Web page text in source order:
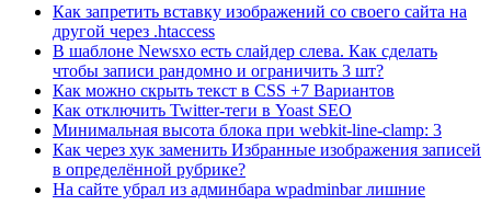
Как запретить вставку изображений со своего сайта на
другой через .htaccess
В шаблоне Newsxo есть слайдер слева. Как сделать
чтобы записи рандомно и ограничить 3 шт?
Как можно скрыть текст в CSS +7 Вариантов
Как отключить Twitter-теги в Yoast SEO
Минимальная высота блока при webkit-line-clamp: 3
Как через хук заменить Избранные изображения записей
в определённой рубрике?
На сайте убрал из админбара wpadminbar лишние